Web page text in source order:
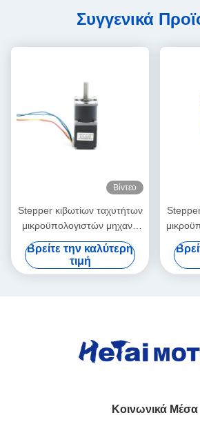
Συγγενικά
Βίντεο
Stepper κιβωτίων ταχυτήτων
μικροϋπολογιστών μηχανή
28mm 600 Γ εκατ. 0,05 NM
1,8 βαθμός 4,22 Β 0.67A
Βρείτε την καλύτερη
τιμή
Κοινωνικά Μέσα